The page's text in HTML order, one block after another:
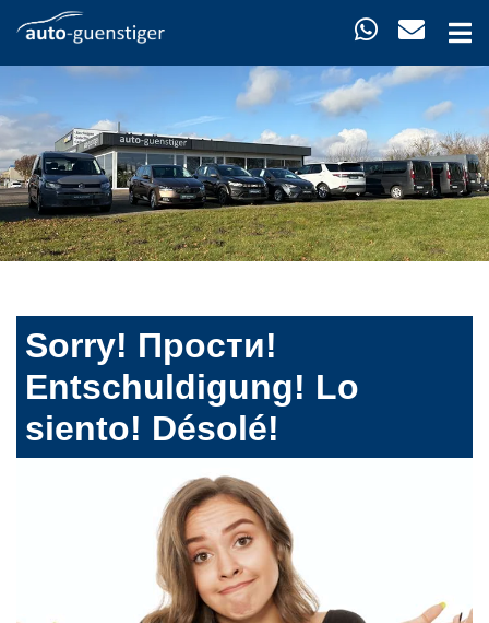
Sorry! Прости!
Entschuldigung! Lo
siento! Désolé!